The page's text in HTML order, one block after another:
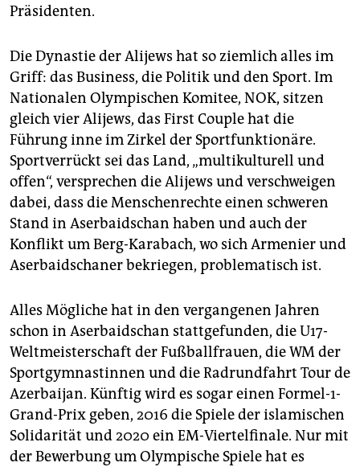
Präsidenten.
Die Dynastie der Alijews hat so ziemlich alles im
Griff: das Business, die Politik und den Sport. Im
Nationalen Olympischen Komitee, NOK, sitzen
gleich vier Alijews, das First Couple hat die
Führung inne im Zirkel der Sportfunktionäre.
Sportverrückt sei das Land, „multikulturell und
offen“, versprechen die Alijews und verschweigen
dabei, dass die Menschenrechte einen schweren
Stand in Aserbaidschan haben und auch der
Konflikt um Berg-Karabach, wo sich Armenier und
Aserbaidschaner bekriegen, problematisch ist.
Alles Mögliche hat in den vergangenen Jahren
schon in Aserbaidschan stattgefunden, die U17-
Weltmeisterschaft der Fußballfrauen, die WM der
Sportgymnastinnen und die Radrundfahrt Tour de
Azerbaijan. Künftig wird es sogar einen Formel-1-
Grand-Prix geben, 2016 die Spiele der islamischen
Solidarität und 2020 ein EM-Viertelfinale. Nur mit
der Bewerbung um Olympische Spiele hat es